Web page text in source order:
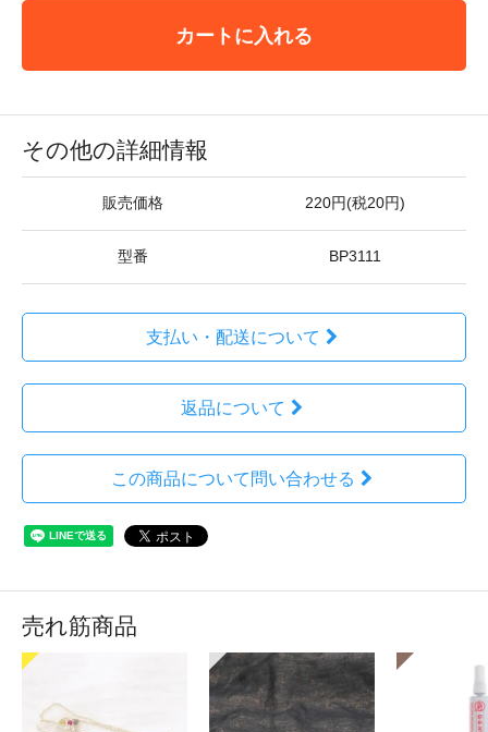
カートに入れる
その他の詳細情報
販売価格 220円(税20円)
型番 BP3111
支払い・配送について
返品について
この商品について問い合わせる
売れ筋商品